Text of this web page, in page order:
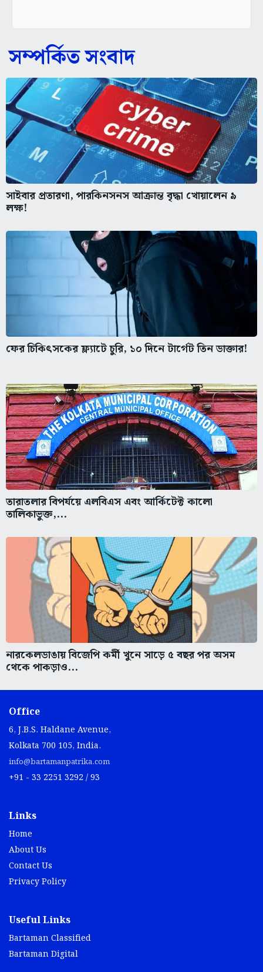
সম্পর্কিত সংবাদ
সাইবার প্রতারণা, পারকিনসনস আক্রান্ত বৃদ্ধা খোয়ালেন ৯
লক্ষ!
ফের চিকিৎসকের ফ্ল্যাটে চুরি, ১০ দিনে টার্গেট তিন ডাক্তার!
তারাতলার বিপর্যয়ে এলবিএস এবং আর্কিটেক্ট কালো
তালিকাভুক্ত,...
নারকেলডাঙায় বিজেপি কর্মী খুনে সাড়ে ৫ বছর পর অসম
থেকে পাকড়াও...
Office
6, J.B.S. Haldane Avenue,
Kolkata 700 105, India.
info@bartamanpatrika.com
+91 - 33 2251 3292 / 93
Links
Home
About Us
Contact Us
Privacy Policy
Useful Links
Bartaman Classified
Bartaman Digital